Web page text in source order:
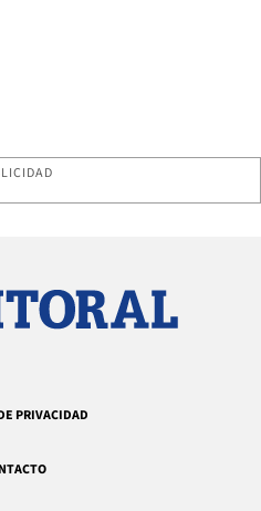
PRIVACIDAD